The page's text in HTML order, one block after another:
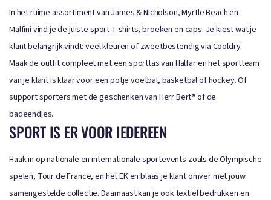
In het ruime assortiment van James & Nicholson, Myrtle Beach en
Malfini vind je de juiste sport T-shirts, broeken en caps. Je kiest wat je
klant belangrijk vindt: veel kleuren of zweetbestendig via Cooldry.
Maak de outfit compleet met een sporttas van Halfar en het sportteam
van je klant is klaar voor een potje voetbal, basketbal of hockey. Of
support sporters met de geschenken van Herr Bert® of de
badeendjes.
SPORT IS ER VOOR IEDEREEN
Haak in op nationale en internationale sportevents zoals de Olympische
spelen, Tour de France, en het EK en blaas je klant omver met jouw
samengestelde collectie. Daarnaast kan je ook textiel bedrukken en